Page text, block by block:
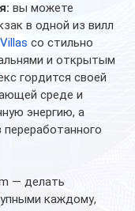
вы можете
в одной из вилл
со стильно
и открытым
гордится своей
среде и
энергию, а
— делать
каждому,